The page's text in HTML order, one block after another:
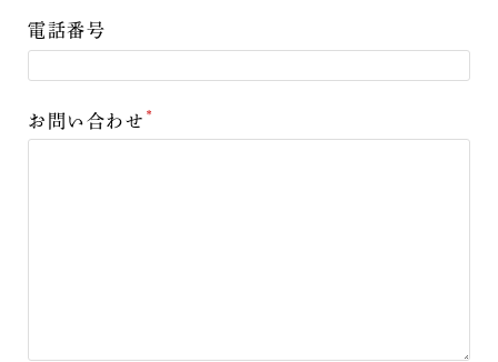
電話番号
お問い合わせ *